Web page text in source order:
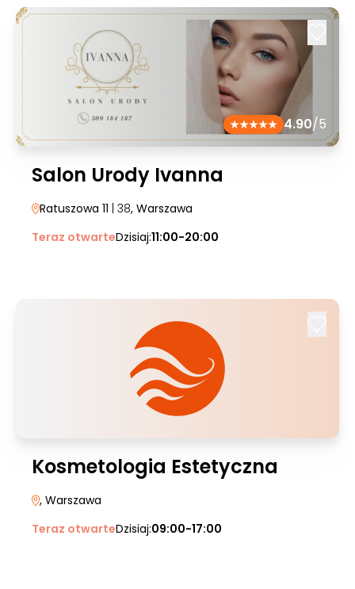
4.90/5
Salon Urody Ivanna
Ratuszowa 11 | 38, Warszawa
Teraz otwarteDzisiaj:11:00-20:00
Kosmetologia Estetyczna
, Warszawa
Teraz otwarteDzisiaj:09:00-17:00